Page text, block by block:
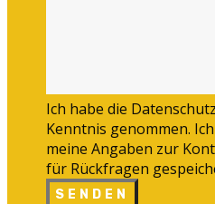
Ich habe die
Kenntnis genommen.
meine Angaben zur
für Rückfragen
SENDEN